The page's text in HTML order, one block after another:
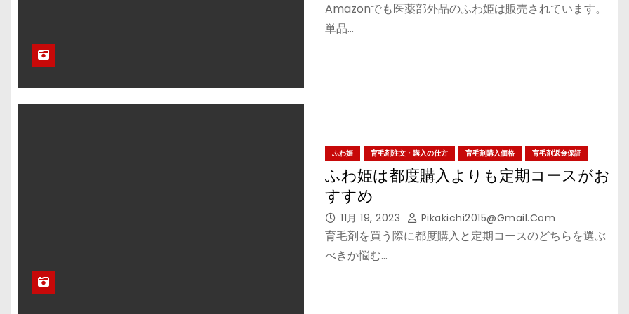
Amazonでも医薬部外品のふわ姫は販売されています。
単品…
ふわ姫 育毛剤注文・購入の仕方 育毛剤購入価格 育毛剤返金保証
ふわ姫は都度購入よりも定期コースがお
すすめ
11月 19, 2023 Pikakichi2015@gmail.com
育毛剤を買う際に都度購入と定期コースのどちらを選ぶ
べきか悩む…